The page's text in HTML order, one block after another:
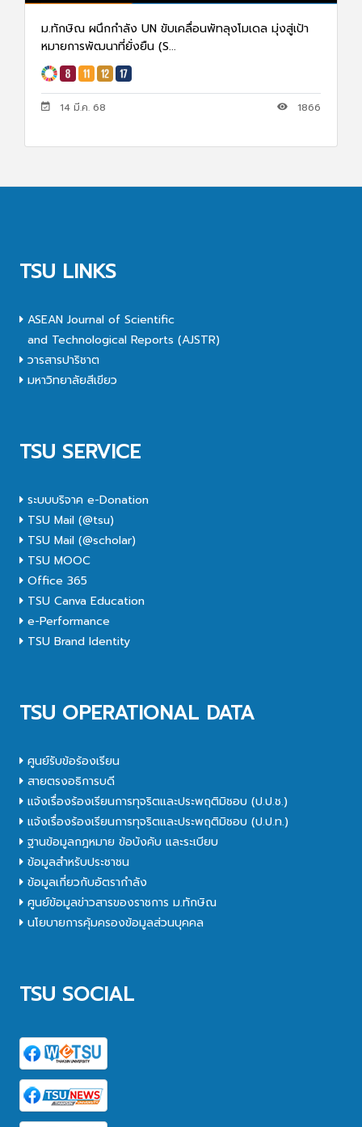
ม.ทักษิณ ผนึกกำลัง UN ขับเคลื่อนพัทลุงโมเดล มุ่งสู่เป้า
หมายการพัฒนาที่ยั่งยืน (S...
14 มี.ค. 68 1866
TSU LINKS
ASEAN Journal of Scientific
and Technological Reports (AJSTR)
วารสารปาริชาต
มหาวิทยาลัยสีเขียว
TSU SERVICE
ระบบบริจาค e-Donation
TSU Mail (@tsu)
TSU Mail (@scholar)
TSU MOOC
Office 365
TSU Canva Education
e-Performance
TSU Brand Identity
TSU OPERATIONAL DATA
ศูนย์รับข้อร้องเรียน
สายตรงอธิการบดี
แจ้งเรื่องร้องเรียนการทุจริตและประพฤติมิชอบ (ป.ป.ช.)
แจ้งเรื่องร้องเรียนการทุจริตและประพฤติมิชอบ (ป.ป.ท.)
ฐานข้อมูลกฎหมาย ข้อบังคับ และระเบียบ
ข้อมูลสำหรับประชาชน
ข้อมูลเกี่ยวกับอัตรากำลัง
ศูนย์ข้อมูลข่าวสารของราชการ ม.ทักษิณ
นโยบายการคุ้มครองข้อมูลส่วนบุคคล
TSU SOCIAL